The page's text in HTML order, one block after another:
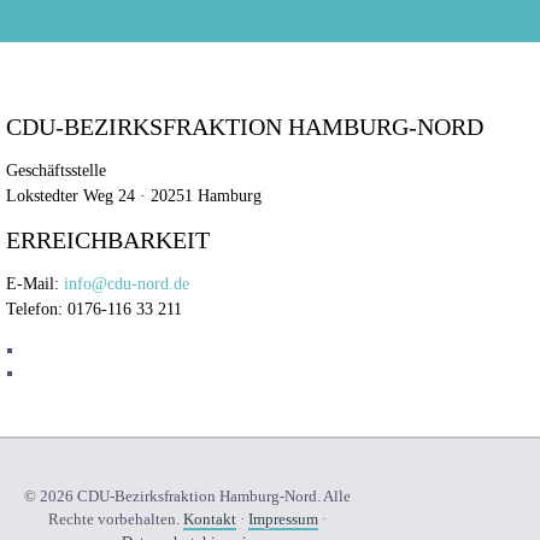
CDU-BEZIRKSFRAKTION HAMBURG-NORD
Geschäftsstelle
Lokstedter Weg 24 · 20251 Hamburg
ERREICHBARKEIT
E-Mail: info@cdu-nord.de
Telefon: 0176-116 33 211
© 2026 CDU-Bezirksfraktion Hamburg-Nord. Alle
Rechte vorbehalten. Kontakt· Impressum·